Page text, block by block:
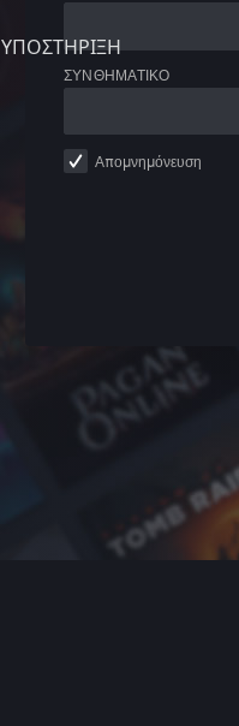
ΥΠΟΣΤΗΡΙΞΗ
ΣΥΝΘΗΜΑΤΙΚΌ
Απομνημόνευση